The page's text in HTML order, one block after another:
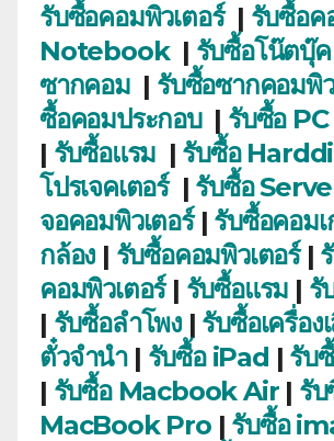
รับซื้อคอมพิวเตอร์| รับซื้อค
Notebook| รับซื้อโน๊ตบุ๊ค
ซากคอม| รับซื้อซากคอมพิ
ซื้อคอมประกอบ| รับซื้อ
| รับซื้อแรม | รับซื้อ
โปรเจคเตอร์| รับซื้อ
จอคอมพิวเตอร์ | รับซื้อคอมเ
กล้อง | รับซื้อคอมพิวเตอร์|
คอมพิวเตอร์| รับซื้อแรม | รั
| รับซื้อลำโพง | รับซื้อเครื่อง
ตั๋วจำนำ| รับซื้อ iPad | รับ
| รับซื้อ Macbook Air| รั
MacBook Pro| รับซื้อ